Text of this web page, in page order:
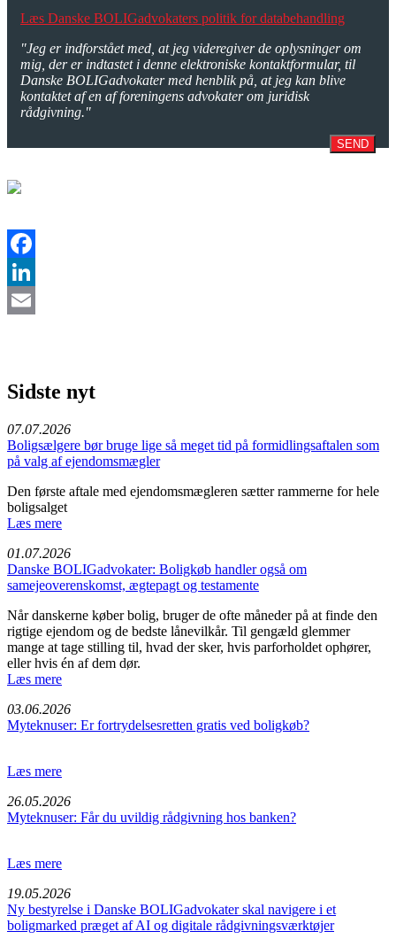
Læs Danske BOLIGadvokaters politik for databehandling
"Jeg er indforstået med, at jeg videregiver de oplysninger om
mig, der er indtastet i denne elektroniske kontaktformular, til
Danske BOLIGadvokater med henblik på, at jeg kan blive
kontaktet af en af foreningens advokater om juridisk
rådgivning."
SEND
Facebook
LinkedIn
Sidste nyt
07.07.2026
Boligsælgere bør bruge lige så meget tid på formidlingsaftalen som
på valg af ejendomsmægler
Den første aftale med ejendomsmægleren sætter rammerne for hele
boligsalget
Læs mere
01.07.2026
Danske BOLIGadvokater: Boligkøb handler også om
samejeoverenskomst, ægtepagt og testamente
Når danskerne køber bolig, bruger de ofte måneder på at finde den
rigtige ejendom og de bedste lånevilkår. Til gengæld glemmer
mange at tage stilling til, hvad der sker, hvis parforholdet ophører,
eller hvis én af dem dør.
Læs mere
03.06.2026
Myteknuser: Er fortrydelsesretten gratis ved boligkøb?
Læs mere
26.05.2026
Myteknuser: Får du uvildig rådgivning hos banken?
Læs mere
19.05.2026
Ny bestyrelse i Danske BOLIGadvokater skal navigere i et
boligmarked præget af AI og digitale rådgivningsværktøjer